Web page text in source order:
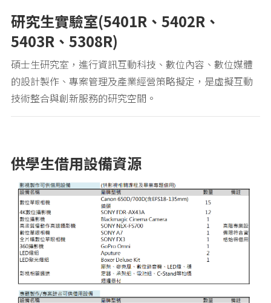
研究生實驗室(5401R、5402R、
5403R、5308R)
碩士生研究室，進行資訊互動科技、數位內容、數位媒體
的設計製作、專案管理及產業經營策略擬定，是虛擬互動
技術整合與創新服務的研究空間。
供學生借用設備資源